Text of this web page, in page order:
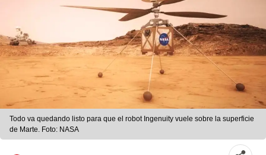
Todo va quedando listo para que el robot Ingenuity vuele sobre la superficie
de Marte. Foto: NASA